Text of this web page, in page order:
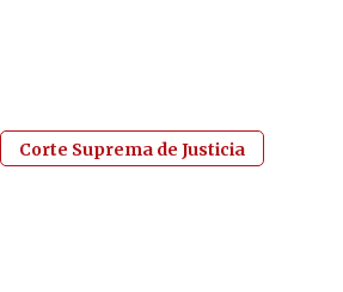
Corte Suprema de Justicia